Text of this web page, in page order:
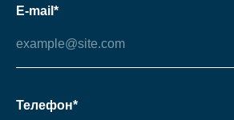
E-mail*
Телефон*